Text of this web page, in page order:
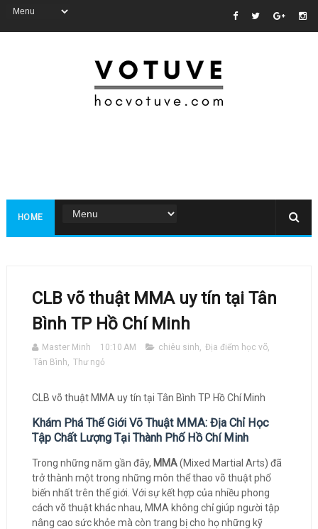
HOME
CLB võ thuật MMA uy tín tại Tân
Bình TP Hồ Chí Minh
Master Minh 10:10 AM chiêu sinh, Địa điểm học võ,
Tân Bình, Thư ngỏ
CLB võ thuật MMA uy tín tại Tân Bình TP Hồ Chí Minh
Khám Phá Thế Giới Võ Thuật MMA: Địa Chỉ Học
Tập Chất Lượng Tại Thành Phố Hồ Chí Minh
Trong những năm gần đây, MMA(Mixed Martial Arts) đã
trở thành một trong những môn thể thao võ thuật phổ
biến nhất trên thế giới. Với sự kết hợp của nhiều phong
cách võ thuật khác nhau, MMA không chỉ giúp người tập
nâng cao sức khỏe mà còn trang bị cho họ những kỹ